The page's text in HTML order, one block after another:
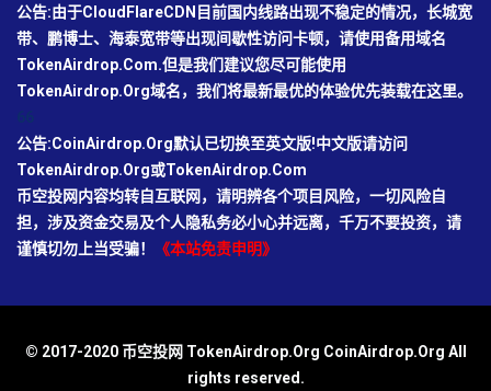
公告:由于CloudFlareCDN目前国内线路出现不稳定的情况，长城宽
带、鹏博士、海泰宽带等出现间歇性访问卡顿，请使用备用域名
TokenAirdrop.Com.但是我们建议您尽可能使用
TokenAirdrop.Org域名，我们将最新最优的体验优先装载在这里。
公告:CoinAirdrop.Org默认已切换至英文版!中文版请访问
TokenAirdrop.Org或TokenAirdrop.Com
币空投网内容均转自互联网，请明辨各个项目风险，一切风险自
担，涉及资金交易及个人隐私务必小心并远离，千万不要投资，请
谨慎切勿上当受骗！
《本站免责申明》
© 2017-2020 币空投网 TokenAirdrop.Org CoinAirdrop.Org All
rights reserved.